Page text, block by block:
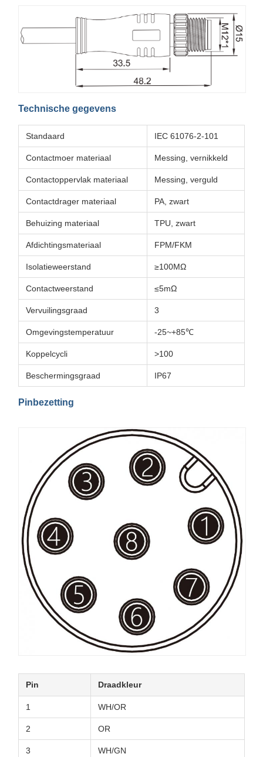
Technische gegevens
Standaard IEC 61076-2-101
Contactmoer materiaal Messing, vernikkeld
Contactoppervlak materiaal Messing, verguld
Contactdrager materiaal PA, zwart
Behuizing materiaal TPU, zwart
Afdichtingsmateriaal FPM/FKM
Isolatieweerstand ≥100MΩ
Contactweerstand ≤5mΩ
Vervuilingsgraad 3
Omgevingstemperatuur -25~+85℃
Koppelcycli >100
Beschermingsgraad IP67
Pinbezetting
Pin Draadkleur
1 WH/OR
2 OR
3 WH/GN